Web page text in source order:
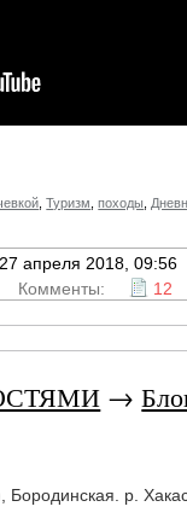
,Туризм ,походы
27 апреля 2018, 09:56
Комменты: 12
→
Бородинская. р.